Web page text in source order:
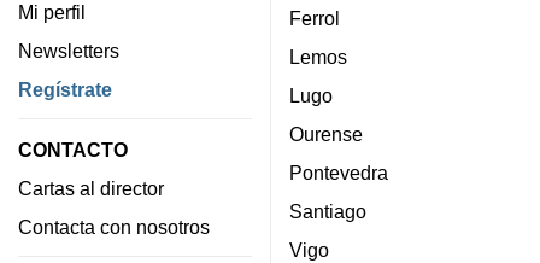
Mi perfil
Newsletters
Regístrate
CONTACTO
Cartas al director
Contacta con nosotros
Ferrol
Lemos
Lugo
Ourense
Pontevedra
Santiago
Vigo